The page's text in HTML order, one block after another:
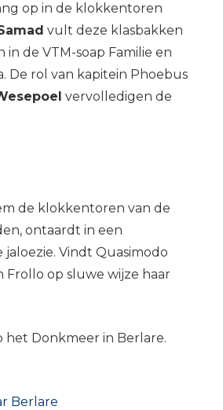
op in de klokkentoren
vult deze klasbakken
de VTM-soap Familie en
De rol van kapitein Phoebus
vervolledigen de
de klokkentoren van de
ontaardt in een
Vindt Quasimodo
op sluwe wijze haar
het Donkmeer in Berlare.
Berlare